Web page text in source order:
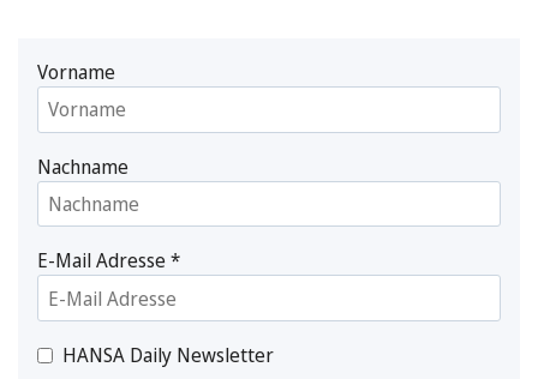
Vorname
Nachname
E-Mail Adresse*
HANSA Daily Newsletter